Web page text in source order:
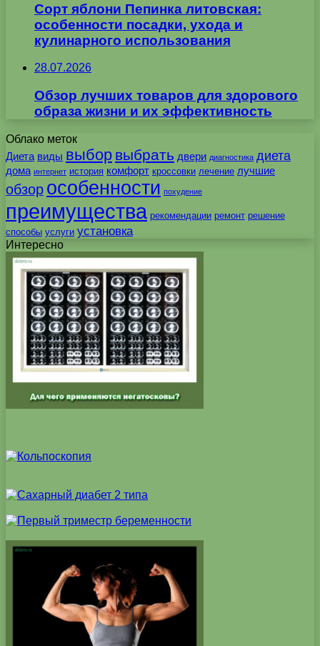
Сорт яблони Пепинка литовская:
особенности посадки, ухода и
кулинарного использования
28.07.2026
Обзор лучших товаров для здорового
образа жизни и их эффективность
Облако меток
Диета виды выбор выбрать двери диагностика диета
дома интернет история комфорт кроссовки лечение лучшие
обзор особенности похудение
преимущества рекомендации ремонт решение
способы услуги установка
Интересно